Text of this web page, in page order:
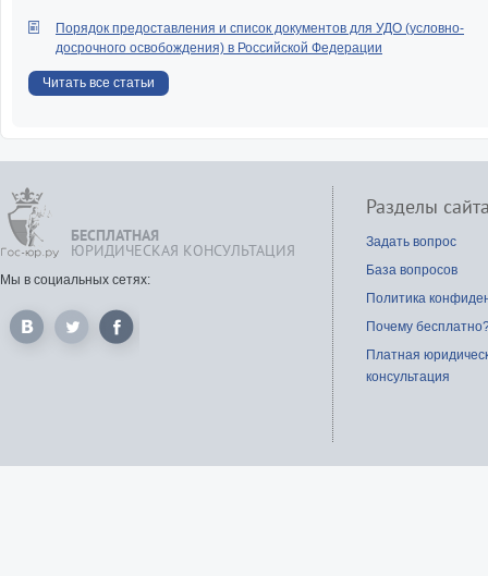
Порядок предоставления и список документов для УДО (условно-
досрочного освобождения) в Российской Федерации
Читать все статьи
БЕСПЛАТНАЯ
ЮРИДИЧЕСКАЯ КОНСУЛЬТАЦИЯ
Мы в социальных сетях:
Разделы
Задать вопрос
База вопросов
Политика
Почему
Платная
консультация